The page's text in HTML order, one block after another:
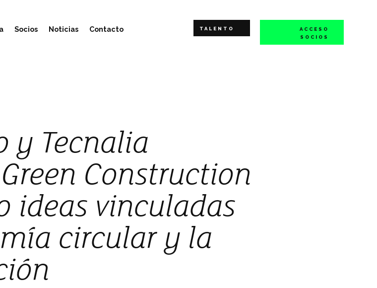
Socios Noticias Contacto TALENTO
ACCESO
SOCIOS
y Tecnalia
Construction
ideas vinculadas
circular y la